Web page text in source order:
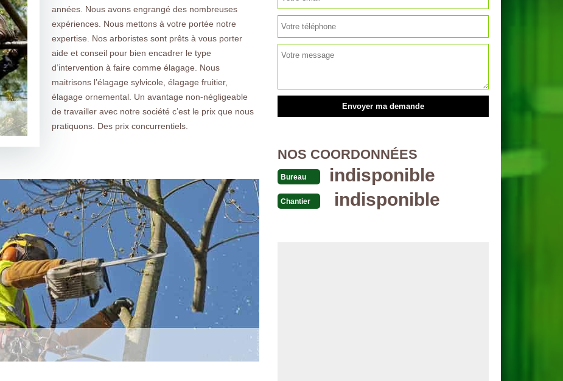
années. Nous avons engrangé des nombreuses
expériences. Nous mettons à votre portée notre
expertise. Nos arboristes sont prêts à vous porter
aide et conseil pour bien encadrer le type
d’intervention à faire comme élagage. Nous
maitrisons l’élagage sylvicole, élagage fruitier,
élagage ornemental. Un avantage non-négligeable
de travailler avec notre société c’est le prix que nous
pratiquons. Des prix concurrentiels.
NOS COORDONNÉES
Bureau indisponible
Chantier indisponible